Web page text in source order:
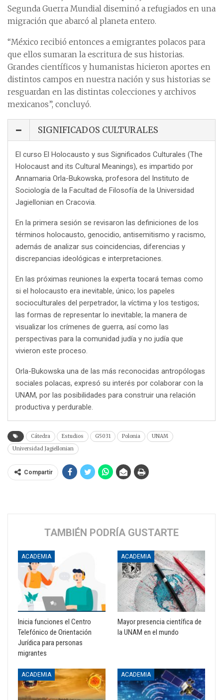
Segunda Guerra Mundial diseminó a refugiados en una
migración que abarcó al planeta entero.
“México recibió entonces a emigrantes polacos para
que ellos sumaran la escritura de sus historias.
Grandes científicos y humanistas hicieron aportes en
distintos campos en nuestra nación y sus historias se
resguardan en las distintas colecciones y archivos
mexicanos”, concluyó.
SIGNIFICADOS CULTURALES
El curso El Holocausto y sus Significados Culturales (The
Holocaust and its Cultural Meanings), es impartido por
Annamaria Orla-Bukowska, profesora del Instituto de
Sociología de la Facultad de Filosofía de la Universidad
Jagiellonian en Cracovia.
En la primera sesión se revisaron las definiciones de los
términos holocausto, genocidio, antisemitismo y racismo,
además de analizar sus coincidencias, diferencias y
discrepancias ideológicas e interpretaciones.
En las próximas reuniones la experta tocará temas como
si el holocausto era inevitable, único; los papeles
socioculturales del perpetrador, la víctima y los testigos;
las formas de representar lo inevitable; la manera de
visualizar los crímenes de guerra, así como las
perspectivas para la comunidad judía y no judía que
vivieron este proceso.
Orla-Bukowska una de las más reconocidas antropólogas
sociales polacas, expresó su interés por colaborar con la
UNAM, por las posibilidades para construir una relación
productiva y perdurable.
Cátedra Estudios G5031 Polonia
UNAM
Universidad Jagiellonian
Compartir
TAMBIÉN PODRÍA GUSTARTE
ACADEMIA
Inicia funciones el Centro
Telefónico de Orientación
Jurídica para personas
migrantes
ACADEMIA
Mayor presencia científica de
la UNAM en el mundo
ACADEMIA ACADEMIA